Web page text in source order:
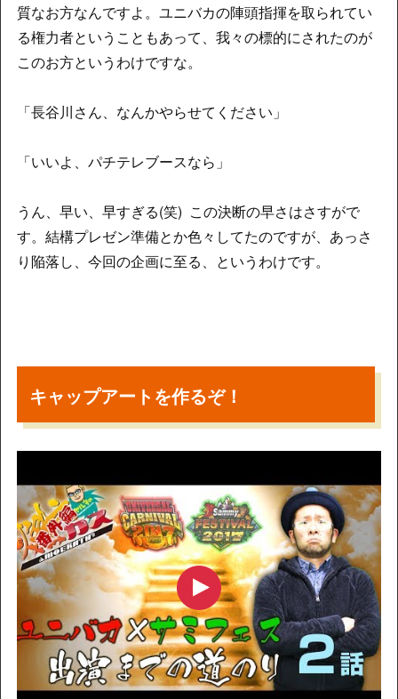
質なお方なんですよ。ユニバカの陣頭指揮を取られてい
る権力者ということもあって、我々の標的にされたのが
このお方というわけですな。
「長谷川さん、なんかやらせてください」
「いいよ、パチテレブースなら」
うん、早い、早すぎる(笑) この決断の早さはさすがで
す。結構プレゼン準備とか色々してたのですが、あっさ
り陥落し、今回の企画に至る、というわけです。
キャップアートを作るぞ！